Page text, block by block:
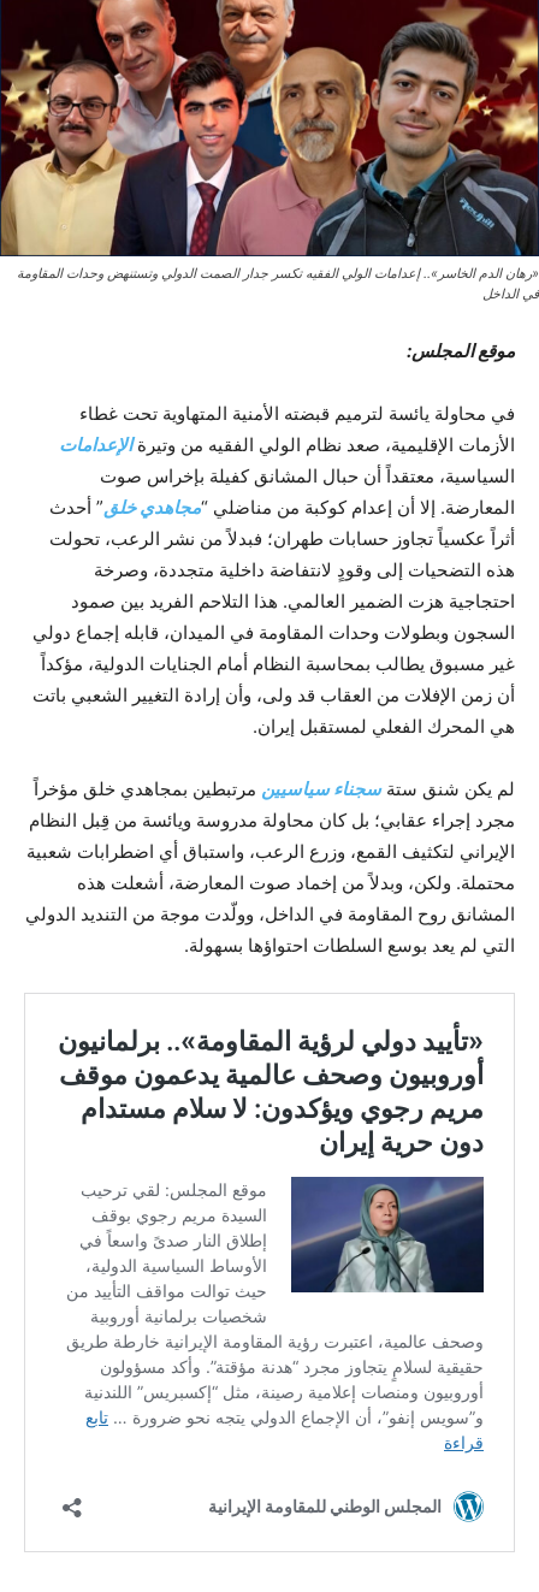
«رهان الدم الخاسر».. إعدامات الولي الفقيه تكسر جدار الصمت الدولي وتستنهض وحدات المقاومة
في الداخل
موقع المجلس:
في محاولة يائسة لترميم قبضته الأمنية المتهاوية تحت غطاء
الأزمات الإقليمية، صعد نظام الولي الفقيه من وتيرةالإعدامات
السياسية، معتقداً أن حبال المشانق كفيلة بإخراس صوت
المعارضة. إلا أن إعدام كوكبة من مناضلي “مجاهدي خلق” أحدث
أثراً عكسياً تجاوز حسابات طهران؛ فبدلاً من نشر الرعب، تحولت
هذه التضحيات إلى وقودٍ لانتفاضة داخلية متجددة، وصرخة
احتجاجية هزت الضمير العالمي. هذا التلاحم الفريد بين صمود
السجون وبطولات وحدات المقاومة في الميدان، قابله إجماع دولي
غير مسبوق يطالب بمحاسبة النظام أمام الجنايات الدولية، مؤكداً
أن زمن الإفلات من العقاب قد ولى، وأن إرادة التغيير الشعبي باتت
هي المحرك الفعلي لمستقبل إيران.
لم يكن شنق ستةسجناء سياسيين مرتبطين بمجاهدي خلق مؤخراً
مجرد إجراء عقابي؛ بل كان محاولة مدروسة ويائسة من قِبل النظام
الإيراني لتكثيف القمع، وزرع الرعب، واستباق أي اضطرابات شعبية
محتملة. ولكن، وبدلاً من إخماد صوت المعارضة، أشعلت هذه
المشانق روح المقاومة في الداخل، وولّدت موجة من التنديد الدولي
التي لم يعد بوسع السلطات احتواؤها بسهولة.